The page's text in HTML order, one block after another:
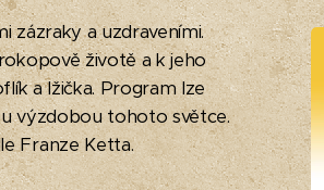
zázraky a uzdraveními.
životě a k jeho
a lžička. Program lze
výzdobou tohoto světce.
Franze Ketta.